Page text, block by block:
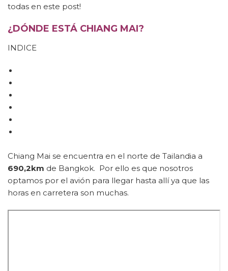
todas en este post!
¿DÓNDE ESTÁ CHIANG MAI?
INDICE
Chiang Mai se encuentra en el norte de Tailandia a
690,2km de Bangkok. Por ello es que nosotros
optamos por el avión para llegar hasta allí ya que las
horas en carretera son muchas.